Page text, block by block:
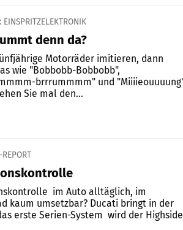
EINSPRITZELEKTRONIK
denn da?
Motorräder imitieren, dann
wie "Bobbobb-Bobbobb",
brrrummmm" und
Sie mal den...
 im Auto alltäglich, im
kaum umsetzbar? Ducati bringt in der
erste Serien-System  wird der